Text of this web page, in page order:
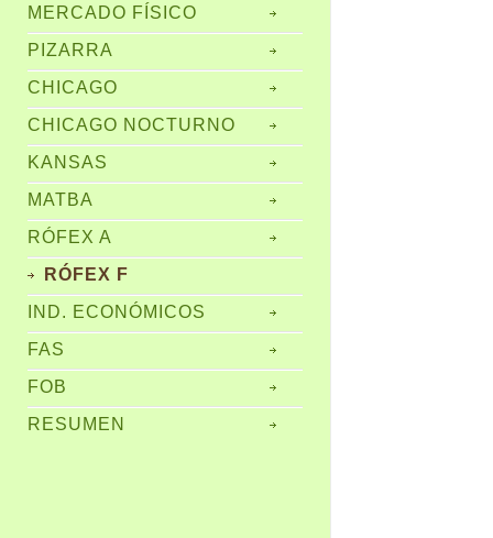
MERCADO FÍSICO
PIZARRA
CHICAGO
CHICAGO NOCTURNO
KANSAS
MATBA
RÓFEX A
RÓFEX F
IND. ECONÓMICOS
FAS
FOB
RESUMEN